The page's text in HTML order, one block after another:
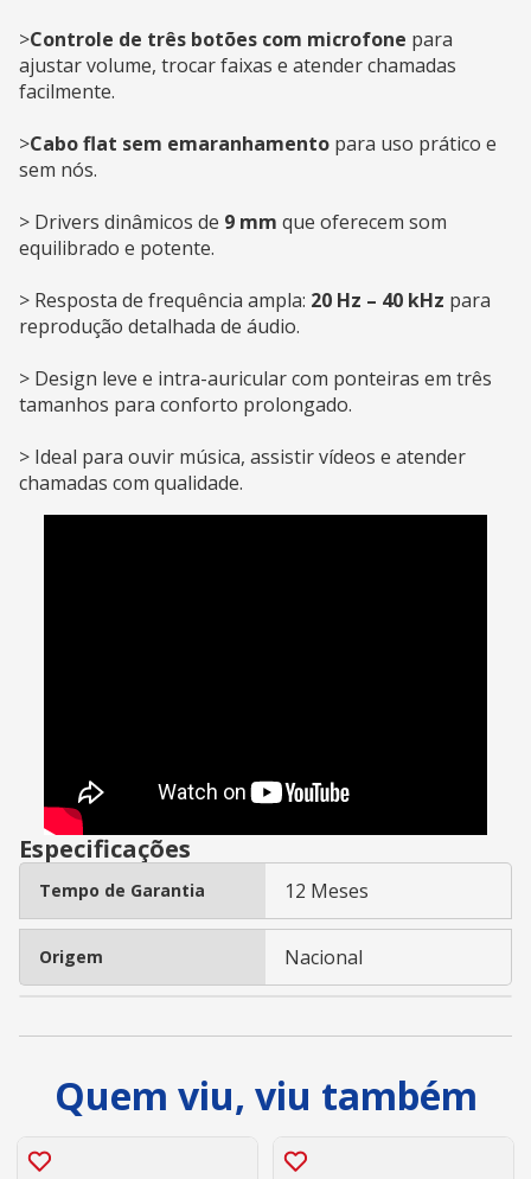
>Controle de três botões com microfone para
ajustar volume, trocar faixas e atender chamadas
facilmente.
>Cabo flat sem emaranhamento para uso prático e
sem nós.
> Drivers dinâmicos de 9 mm que oferecem som
equilibrado e potente.
> Resposta de frequência ampla: 20 Hz – 40 kHz para
reprodução detalhada de áudio.
> Design leve e intra-auricular com ponteiras em três
tamanhos para conforto prolongado.
> Ideal para ouvir música, assistir vídeos e atender
chamadas com qualidade.
Especificações
Tempo de Garantia 12 Meses
Origem Nacional
Quem viu, viu também